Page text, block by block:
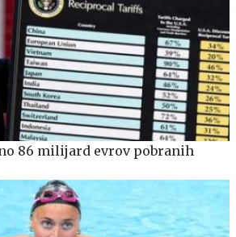
86 milijard evrov pobranih